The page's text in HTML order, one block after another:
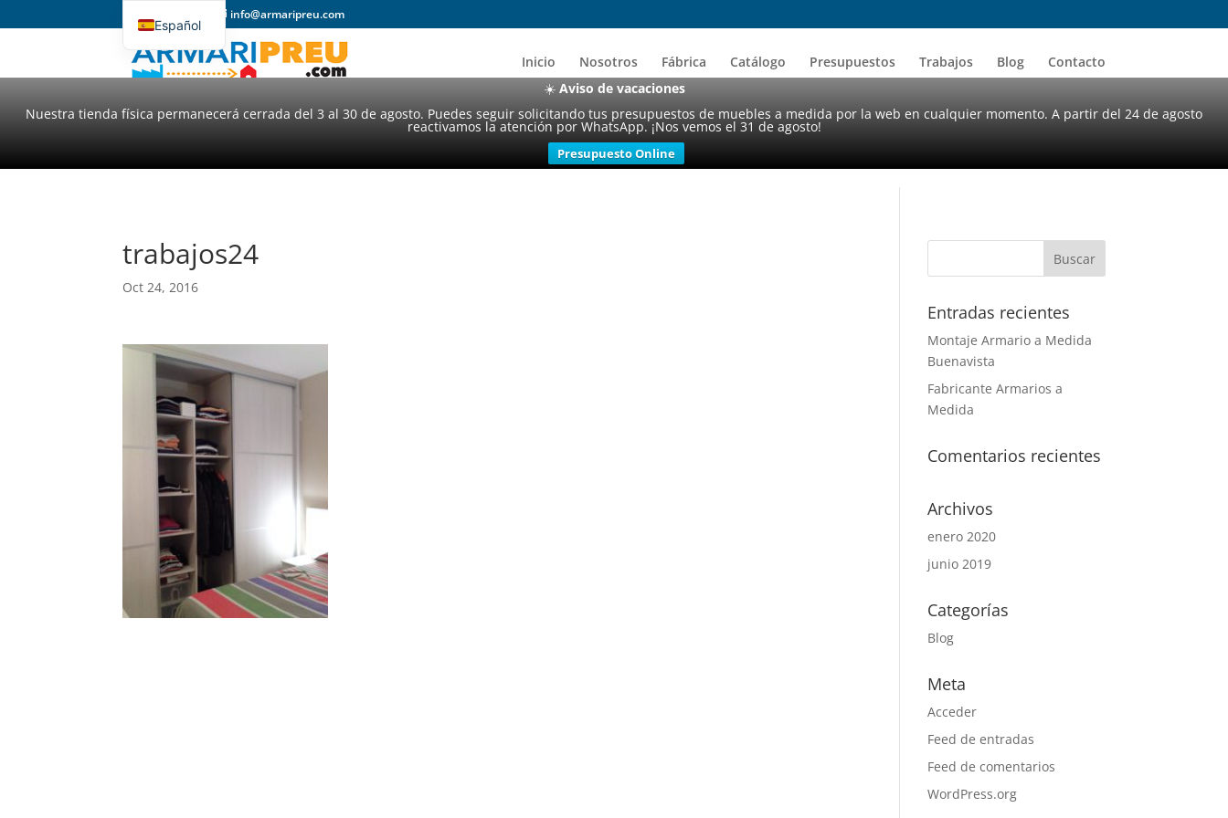
☀️ Aviso de vacaciones
Nuestra tienda física permanecerá cerrada del 3 al 30 de agosto. Puedes seguir solicitando tus presupuestos de muebles a medida por la web en cualquier momento. A partir del 24 de agosto
reactivamos la atención por WhatsApp. ¡Nos vemos el 31 de agosto!
Presupuesto Online
info@armaripreu.com
Inicio Nosotros Fábrica Catálogo Presupuestos Trabajos Blog Contacto
trabajos24
Oct 24, 2016
Entradas recientes
Montaje Armario a Medida
Buenavista
Fabricante Armarios a
Medida
Comentarios recientes
Archivos
enero 2020
junio 2019
Categorías
Blog
Meta
Acceder
Feed de entradas
Feed de comentarios
WordPress.org
Español
Català